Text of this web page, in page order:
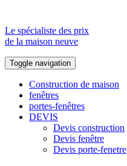
Le spécialiste des prix
de la maison neuve
Toggle navigation
Construction de maison
fenêtres
portes-fenêtres
DEVIS
Devis construction
Devis fenêtre
Devis porte-fenetre